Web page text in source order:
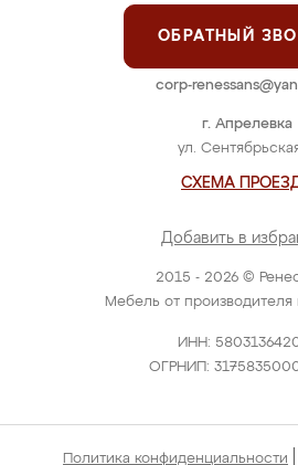
2015 - 2026 ©
Мебель от производителя
ИНН:
ОГРНИП:
г. Апрелевка
ул.
СХЕМА
Добавить в
ОБРАТНЫЙ
corp-
Политика конфиденциальности